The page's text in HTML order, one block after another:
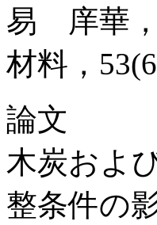
易 庠華
材料，
論文
木炭およ
整条件の